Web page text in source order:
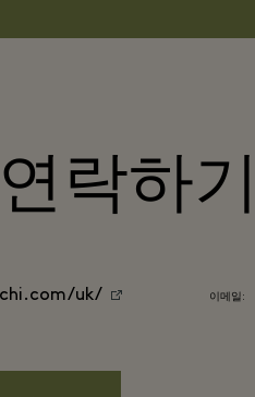
락하기
uk/ 이메일: